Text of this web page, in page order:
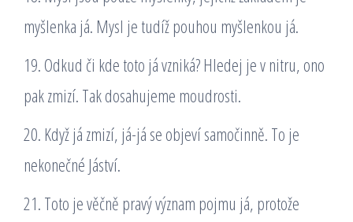
myšlenka já. Mysl je tudíž pouhou myšlenkou já.
19. Odkud či kde toto já vzniká? Hledej je v nitru, ono
pak zmizí. Tak dosahujeme moudrosti.
20. Když já zmizí, já-já se objeví samočinně. To je
nekonečné Jáství.
21. Toto je věčně pravý význam pojmu já, protože